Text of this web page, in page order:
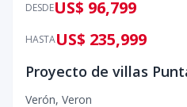
DESDEUS$ 96,799
HASTAUS$ 235,999
Proyecto de villas
Verón, Veron